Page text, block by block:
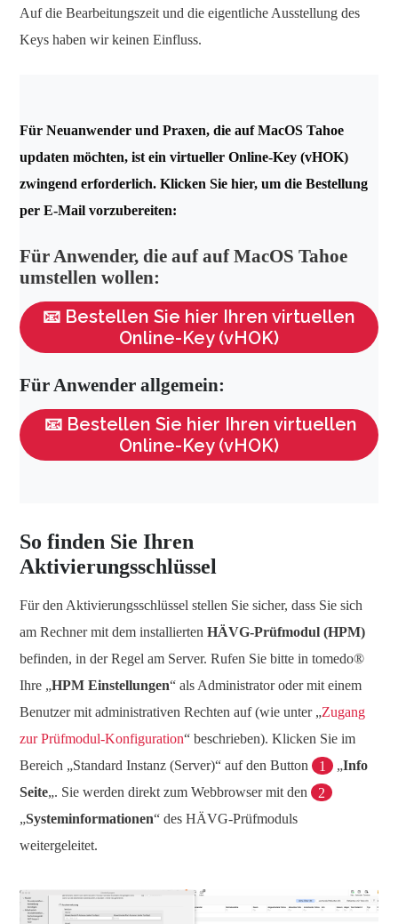
Auf die Bearbeitungszeit und die eigentliche Ausstellung des
Keys haben wir keinen Einfluss.
Für Neuanwender und Praxen, die auf MacOS Tahoe
updaten möchten, ist ein virtueller Online-Key (vHOK)
zwingend erforderlich. Klicken Sie hier, um die Bestellung
per E-Mail vorzubereiten:
Für Anwender, die auf auf MacOS Tahoe
umstellen wollen:
📧 Bestellen Sie hier Ihren virtuellen
Online-Key (vHOK)
Für Anwender allgemein:
📧 Bestellen Sie hier Ihren virtuellen
Online-Key (vHOK)
So finden Sie Ihren
Aktivierungsschlüssel
Für den Aktivierungsschlüssel stellen Sie sicher, dass Sie sich
am Rechner mit dem installierten HÄVG-Prüfmodul (HPM)
befinden, in der Regel am Server. Rufen Sie bitte in tomedo®
Ihre „HPM Einstellungen“ als Administrator oder mit einem
Benutzer mit administrativen Rechten auf (wie unter „Zugang
zur Prüfmodul-Konfiguration“ beschrieben). Klicken Sie im
Bereich „Standard Instanz (Server)“ auf den Button
1 „Info
Seite„. Sie werden direkt zum Webbrowser mit den
2
„Systeminformationen“ des HÄVG-Prüfmoduls
weitergeleitet.